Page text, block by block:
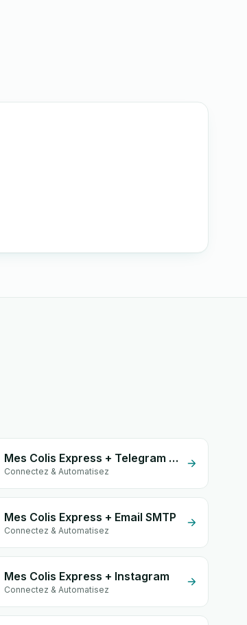
Mes Colis Express + Telegram Bot
Connectez & Automatisez
Mes Colis Express + Email SMTP
Connectez & Automatisez
Mes Colis Express + Instagram
Connectez & Automatisez